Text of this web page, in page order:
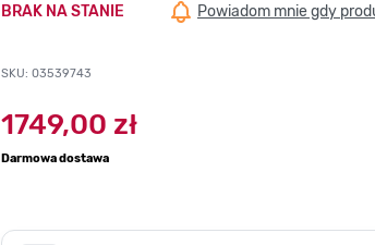
BRAK NA STANIE
Powiadom mnie gdy
SKU: 03539743
1749,00 zł
Darmowa dostawa